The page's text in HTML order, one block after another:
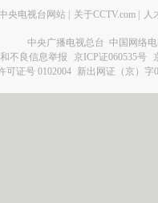
央电视台网站 关于CCTV.com 人
中央广播电视总台 中国网络
不良信息举报
京ICP证060535号
可证号 0102004 新出网证（京）